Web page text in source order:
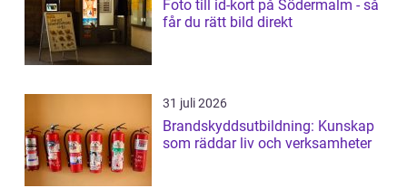
Foto till id-kort på Södermalm - så
får du rätt bild direkt
31 juli 2026
Brandskyddsutbildning: Kunskap
som räddar liv och verksamheter